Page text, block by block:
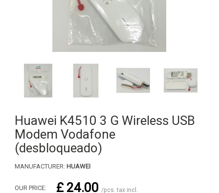
Huawei K4510 3 G Wireless USB
Modem Vodafone
(desbloqueado)
MANUFACTURER: HUAWEI
OUR PRICE: £ 24.00 /pcs. tax incl.